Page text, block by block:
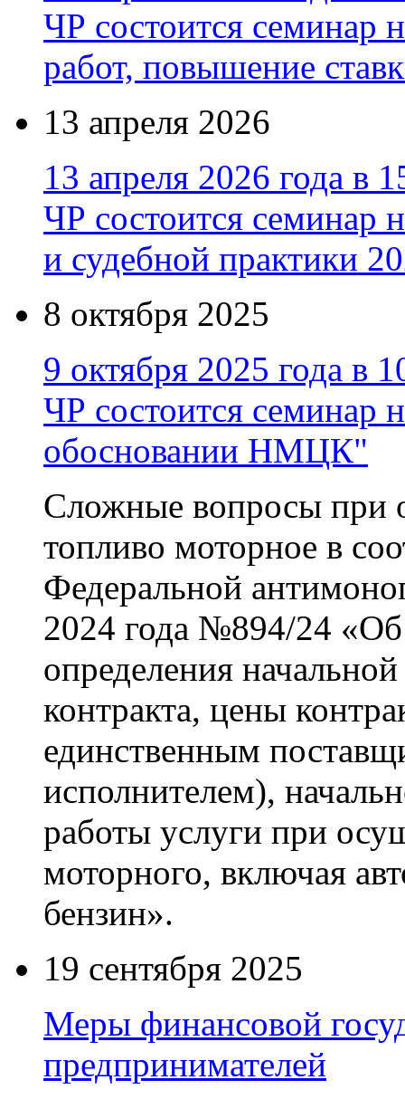
ЧР состоится семинар
работ, повышение
13 апреля 2026
13 апреля 2026 года в
ЧР состоится
и судебной практики
8 октября 2025
9 октября 2025 года в
ЧР состоится
обосновании НМЦК"
Сложные вопросы
топливо моторное в
Федеральной
2024 года №894/24
определения
контракта, цены
единственным
исполнителем),
работы услуги при
моторного, включая
бензин».
19 сентября 2025
Меры финансовой
предпринимателей